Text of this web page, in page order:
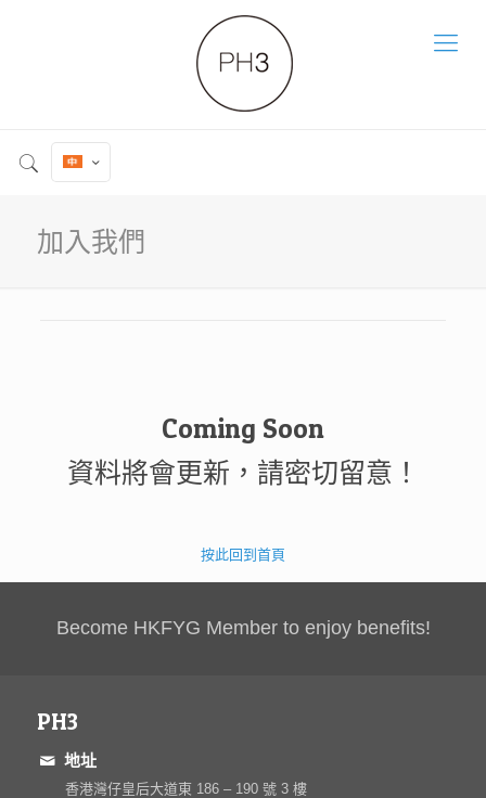
加入我們
Coming Soon
資料將會更新，請密切留意！
按此回到首頁
Become HKFYG Member to enjoy benefits!
PH3
地址
香港灣仔皇后大道東 186 – 190 號 3 樓